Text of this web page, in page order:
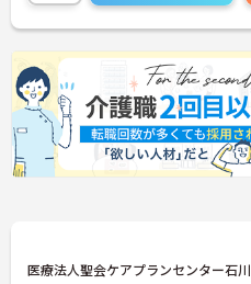
医療法人聖会ケアプランセンター石川